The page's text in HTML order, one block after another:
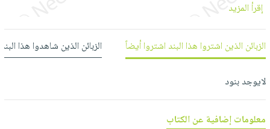
بالأسنان
الحمية
والتغذية
أدوات
الأوعية
والتخزين
أدوات
مبيعاً
العودة
للمدارس
كتب
اكسسوارات
منزلية
مجاني
بنود
مختارة
اشتراكات
كل
الاشتراكات
صندوق
بحث
إقرأ المزيد
الزبائن الذين اشتروا هذا البند اشتروا أيضاً الزبائن الذين شاهدوا هذا
لايوجد بنود
معلومات إضافية عن الكتاب